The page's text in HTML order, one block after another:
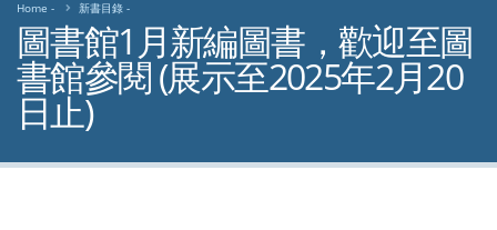
Home 新書目錄
圖書館1月新編圖書，歡迎至圖
書館參閱 (展示至2025年2月20
日止)